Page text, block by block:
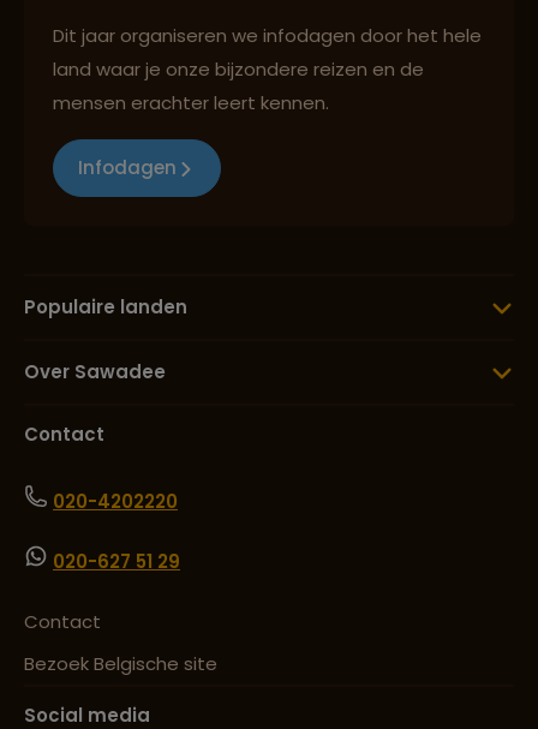
Dit jaar organiseren we infodagen door het hele
land waar je onze bijzondere reizen en de
mensen erachter leert kennen.
Infodagen
Populaire landen
Over Sawadee
Contact
020-4202220
020-627 51 29
Contact
Bezoek Belgische site
Social media